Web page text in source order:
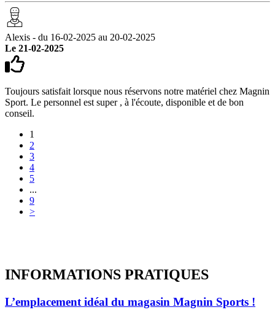
Alexis - du 16-02-2025 au 20-02-2025
Le 21-02-2025
Toujours satisfait lorsque nous réservons notre matériel chez Magnin
Sport. Le personnel est super , à l'écoute, disponible et de bon
conseil.
1
2
3
4
5
...
9
>
INFORMATIONS PRATIQUES
L’emplacement idéal du magasin Magnin Sports !